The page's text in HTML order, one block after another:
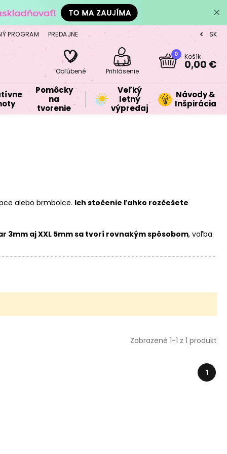
PROGRAM PREDAJNE CZ
SK
Obľúbené Prihlásenie
0 Košík
0,00 €
Pomôcky
na
tvorenie
Veľký
letný
výpredaj
Návody &
Inšpirácia
alebo brmbolce. Ich stočenie ľahko rozčešete
3mm aj XXL 5mm sa tvorí rovnakým spôsobom, voľba
Zobrazené 1-1 z 1 produkt
1